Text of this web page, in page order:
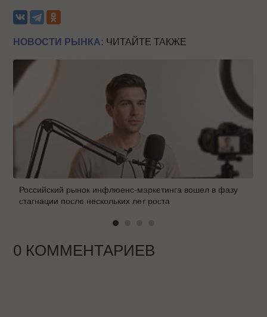
НОВОСТИ РЫНКА: ЧИТАЙТЕ ТАКЖЕ
Российский рынок инфлюенс-маркетинга вошел в фазу
стагнации после нескольких лет роста
0 КОММЕНТАРИЕВ